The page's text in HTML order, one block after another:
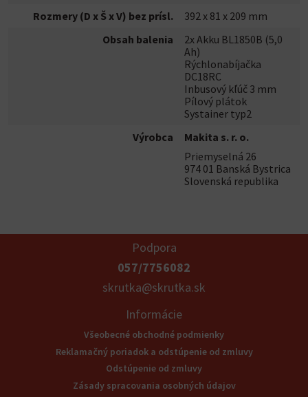
Rozmery (D x Š x V) bez prísl.
392 x 81 x 209 mm
Obsah balenia
2x Akku BL1850B (5,0
Ah)
Rýchlonabíjačka
DC18RC
Inbusový kľúč 3 mm
Pílový plátok
Systainer typ2
Výrobca
Makita s. r. o.
Priemyselná 26
974 01 Banská Bystrica
Slovenská republika
Podpora
057/7756082
skrutka@skrutka.sk
Informácie
Všeobecné obchodné podmienky
Reklamačný poriadok a odstúpenie od zmluvy
Odstúpenie od zmluvy
Zásady spracovania osobných údajov